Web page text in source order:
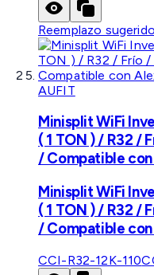
Reemplazo
AUFIT
Minisplit WiFi
( 1 TON ) / R32 /
/ Compatible
Minisplit WiFi
( 1 TON ) / R32 /
/ Compatible
CCI-R32-12K-110